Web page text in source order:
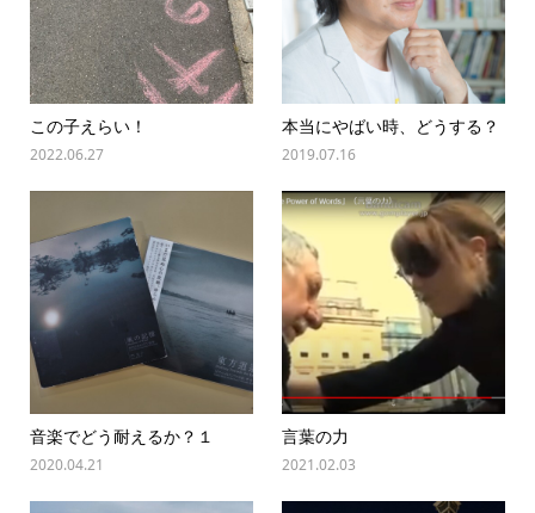
この子えらい！
2022.06.27
本当にやばい時、どうする？
2019.07.16
音楽でどう耐えるか？１
2020.04.21
言葉の力
2021.02.03